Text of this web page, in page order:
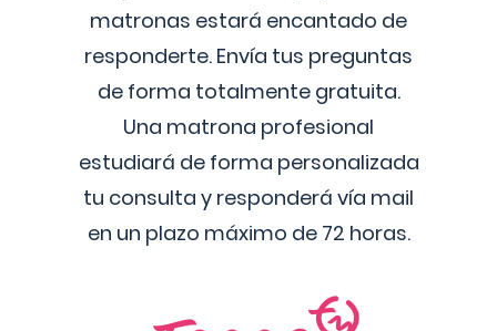
matronas estará encantado de
responderte. Envía tus preguntas
de forma totalmente gratuita.
Una matrona profesional
estudiará de forma personalizada
tu consulta y responderá vía mail
en un plazo máximo de 72 horas.